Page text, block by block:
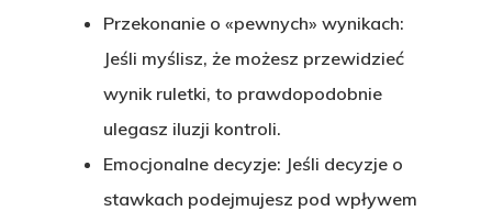
Przekonanie o «pewnych» wynikach:
Jeśli myślisz, że możesz przewidzieć
wynik ruletki, to prawdopodobnie
ulegasz iluzji kontroli.
Emocjonalne decyzje: Jeśli decyzje o
stawkach podejmujesz pod wpływem